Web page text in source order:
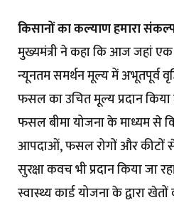
किसानों का कल्याण हमारा
मुख्यमंत्री ने कहा कि आज जहां
न्यूनतम समर्थन मूल्य में अभूतपूर्व
फसल का उचित मूल्य प्रदान किया
फसल बीमा योजना के माध्यम से
आपदाओं, फसल रोगों और कीटों
सुरक्षा कवच भी प्रदान किया जा
स्वास्थ्य कार्ड योजना के द्वारा